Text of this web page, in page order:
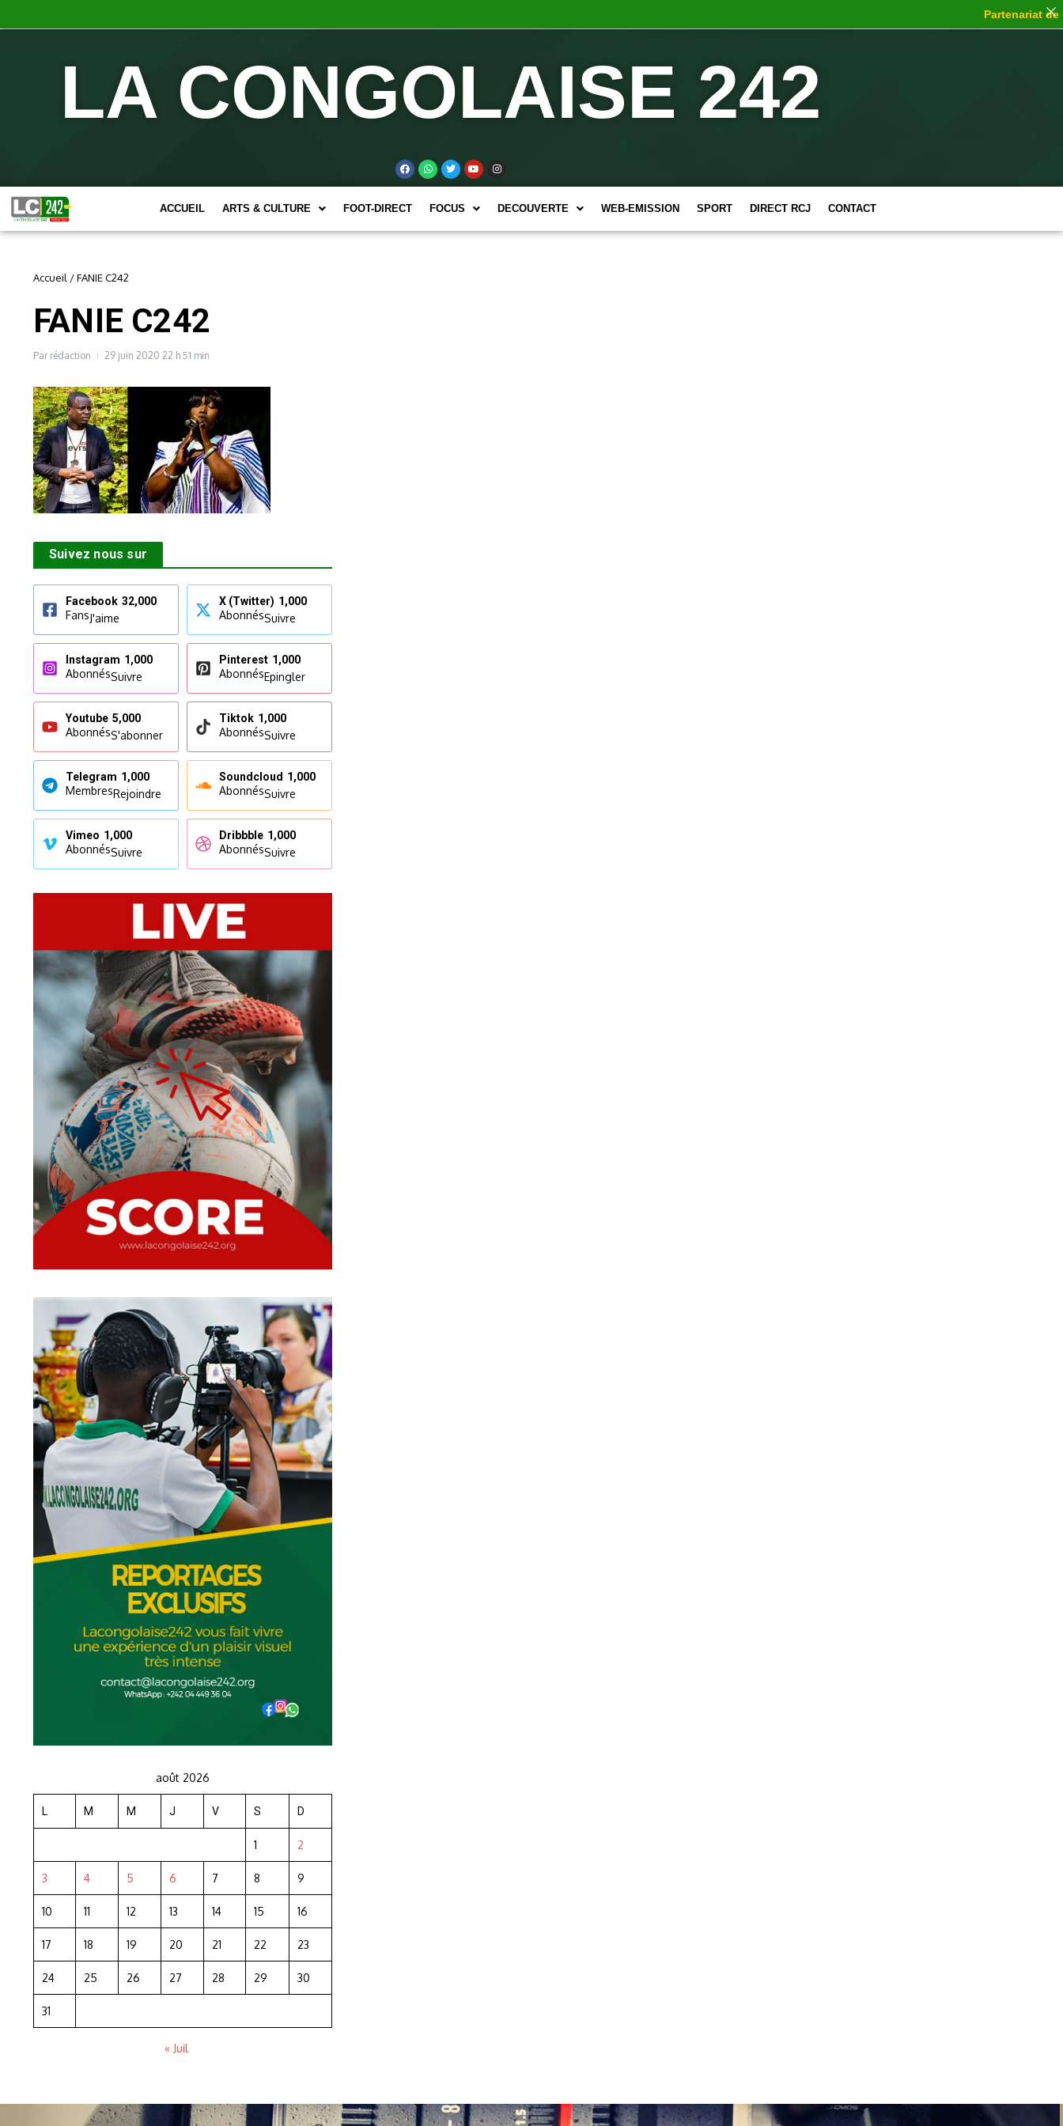
LA CONGOLAISE 242
ACCUEIL ARTS & CULTURE FOOT-DIRECT FOCUS DECOUVERTE WEB-EMISSION SPORT DIRECT RCJ CONTACT
Accueil /FANIE C242
FANIE C242
Par rédaction 29 juin 2020 22 h 51 min
Suivez nous sur
Facebook 32,000
FansJ'aime
X (Twitter) 1,000
AbonnésSuivre
Instagram 1,000
AbonnésSuivre
Pinterest 1,000
AbonnésEpingler
Youtube 5,000
AbonnésS'abonner
Tiktok 1,000
AbonnésSuivre
Telegram 1,000
MembresRejoindre
Soundcloud 1,000
AbonnésSuivre
Vimeo 1,000
AbonnésSuivre
Dribbble 1,000
AbonnésSuivre
août 2026
L M M J V S D
1 2
3 4 5 6 7 8 9
10 11 12 13 14 15 16
17 18 19 20 21 22 23
24 25 26 27 28 29 30
31
« Juil
Partenariat de